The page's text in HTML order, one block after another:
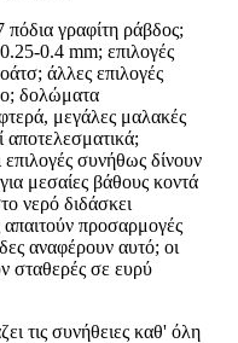
γραφίτη ράβδος;
0.4 mm; επιλογές
άλλες επιλογές
δολώματα
μεγάλες μαλακές
αποτελεσματικά;
επιλογές συνήθως δίνουν
μεσαίες βάθους κοντά
νερό διδάσκει
απαιτούν προσαρμογές
αναφέρουν αυτό; οι
σταθερές σε ευρύ
τις συνήθειες καθ' όλη